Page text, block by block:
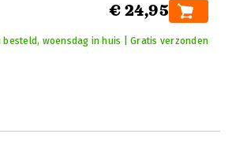
€ 24,95
besteld, woensdag in huis | Gratis verzonden